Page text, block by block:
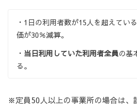
・1日の利用者数が15人を超えてい
価が30％減算。
・ 当日利用していた利用者全員の基
る。
※定員50人以上の事業所の場合は、